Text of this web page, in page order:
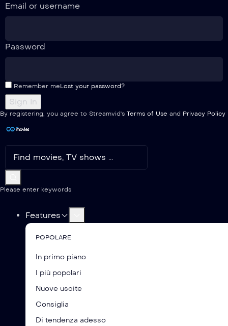
Email or username
Password
Remember meLost your password?
By registering, you agree to Streamvid's Terms of Use and Privacy Policy
Please enter keywords
Features
POPOLARE
In primo piano
I più popolari
Nuove uscite
Consiglia
Di tendenza adesso